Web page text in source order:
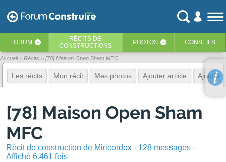
FORUM ‹ RÉCITS DE
CONSTRUCTIONS
PHOTOS ‹ CONSEILS
Accueil Récits [78] Maison Open Sham MFC
Les récits Mon récit Mes photos Ajouter article Ajouter
[78] Maison Open Sham
MFC
Récit de construction de Miricordox - 128 messages -
Affiché 6.461 fois